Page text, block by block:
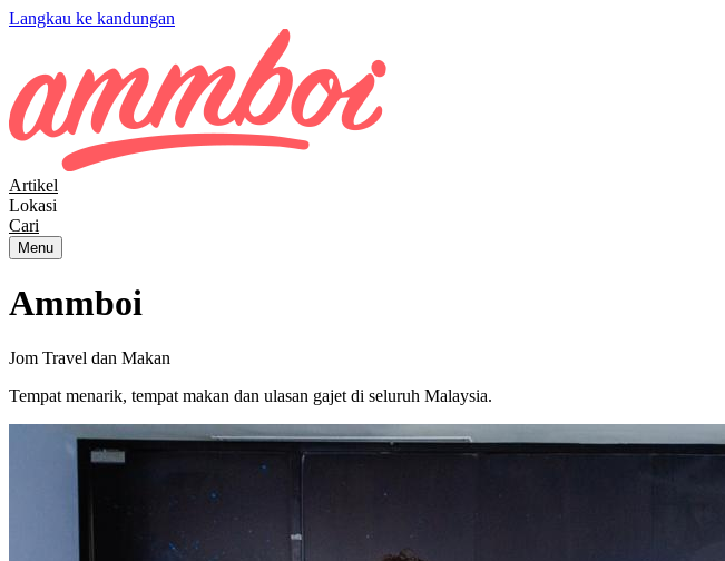
Langkau ke kandungan
Artikel
Lokasi
Cari
Menu
Ammboi
Jom Travel dan Makan
Tempat menarik, tempat makan dan ulasan gajet di seluruh Malaysia.